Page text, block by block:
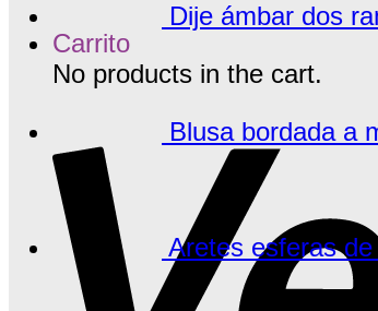
Carrito
No products in the cart.
Dije ámbar dos
Blusa bordada a
Aretes esferas